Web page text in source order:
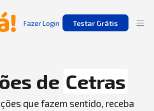
Fazer Login Testar Grátis
de Cetras
que fazem sentido, receba